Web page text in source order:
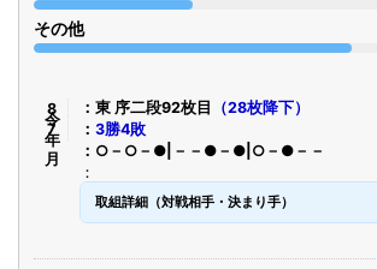
その他
令8年7月 東 序二段92枚目
（28枚降下）
3勝4敗
○－○－●|－－●－●|○－●－－
取組詳細（対戦相手・決まり手）